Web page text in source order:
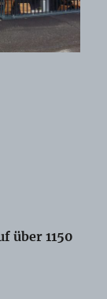
über 1150